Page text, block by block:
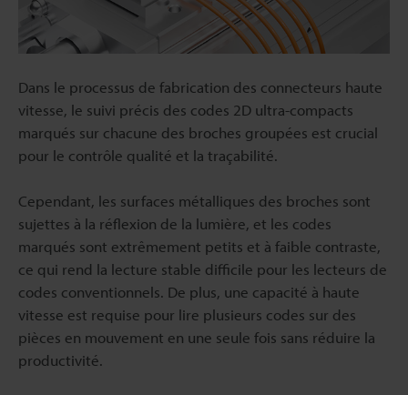
Dans le processus de fabrication des connecteurs haute
vitesse, le suivi précis des codes 2D ultra-compacts
marqués sur chacune des broches groupées est crucial
pour le contrôle qualité et la traçabilité.
Cependant, les surfaces métalliques des broches sont
sujettes à la réflexion de la lumière, et les codes
marqués sont extrêmement petits et à faible contraste,
ce qui rend la lecture stable difficile pour les lecteurs de
codes conventionnels. De plus, une capacité à haute
vitesse est requise pour lire plusieurs codes sur des
pièces en mouvement en une seule fois sans réduire la
productivité.